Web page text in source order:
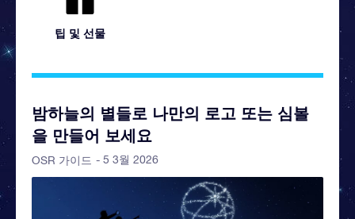
팁 및 선물
밤하늘의 별들로 나만의 로고 또는 심볼
을 만들어 보세요
OSR 가이드 - 5 3월 2026